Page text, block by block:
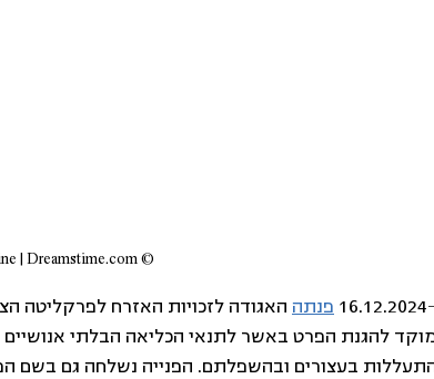
© Savconstantine | Dreamstime.com
פנתה האגודה לזכויות האזרח לפרקליטה
להגנת הפרט באשר לתנאי הכליאה הבלתי
בעצורים ובהשפלתם. הפנייה נשלחה גם בשם